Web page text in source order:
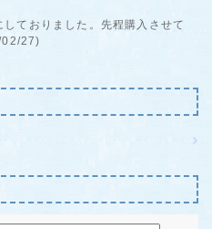
ておりました。先程購入させて
02/27)